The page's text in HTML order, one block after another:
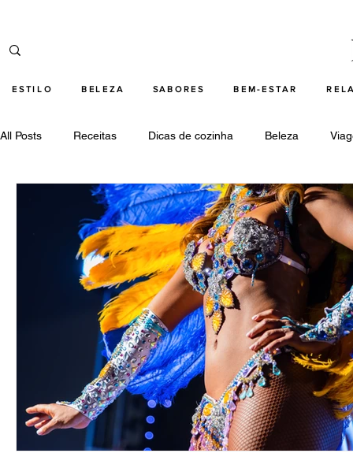
ESTILO BELEZA SABORES BEM-ESTAR
All Posts Receitas Dicas de cozinha Beleza
Relações Tecnologia Destaques beleza
Destaques cultura Destaques bem-estar Destaques
Destaques tecnologia armani